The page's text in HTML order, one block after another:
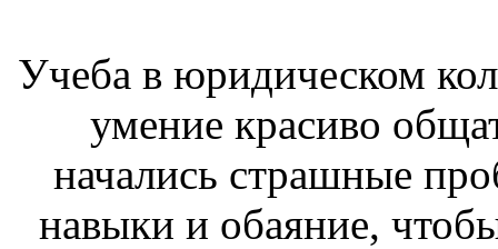
Учеба в юридическом
умение красиво
начались страшные
навыки и обаяние,